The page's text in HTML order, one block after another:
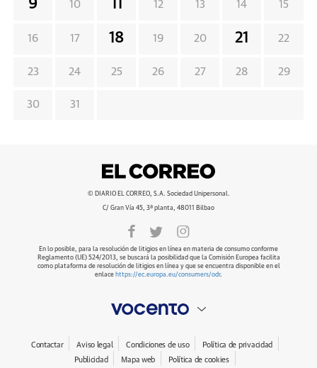
9 10 11 12 13 14 15
16 17 18 19 20 21 22
23 24 25 26 27 28 29
30 31
© DIARIO EL CORREO, S.A. Sociedad Unipersonal.
C/ Gran Vía 45, 3ª planta, 48011 Bilbao
En lo posible, para la resolución de litigios en línea en materia de consumo conforme
Reglamento (UE) 524/2013, se buscará la posibilidad que la Comisión Europea facilita
como plataforma de resolución de litigios en línea y que se encuentra disponible en el
enlace https://ec.europa.eu/consumers/odr.
Contactar Aviso legal Condiciones de uso
Política de privacidad
Publicidad
Mapa web Política de cookies